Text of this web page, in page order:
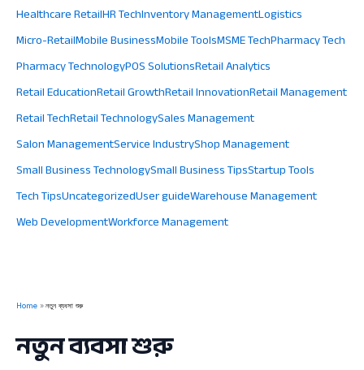
Healthcare RetailHR TechInventory ManagementLogistics
Micro-RetailMobile BusinessMobile ToolsMSME TechPharmacy Tech
Pharmacy TechnologyPOS SolutionsRetail Analytics
Retail EducationRetail GrowthRetail InnovationRetail Management
Retail TechRetail TechnologySales Management
Salon ManagementService IndustryShop Management
Small Business TechnologySmall Business TipsStartup Tools
Tech TipsUncategorizedUser guideWarehouse Management
Web DevelopmentWorkforce Management
Home নতুন ব্যবসা শুরু
নতুন ব্যবসা শুরু